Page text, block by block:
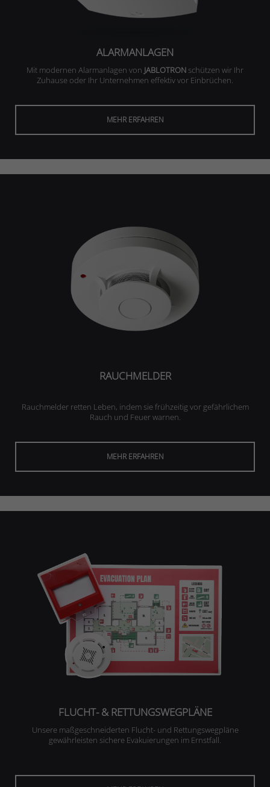
ALARMANLAGEN
Mit modernen Alarmanlagen von JABLOTRON schützen wir Ihr
Zuhause oder Ihr Unternehmen effektiv vor Einbrüchen.
MEHR ERFAHREN
RAUCHMELDER
Rauchmelder retten Leben, indem sie frühzeitig vor gefährlichem
Rauch und Feuer warnen.
MEHR ERFAHREN
FLUCHT- & RETTUNGSWEGPLÄNE
Unsere maßgeschneiderten Flucht- und Rettungswegpläne
gewährleisten sichere Evakuierungen im Ernstfall.